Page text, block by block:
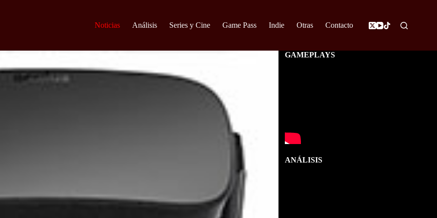
Noticias Análisis Series y Cine Game Pass Indie Otras Contacto
GAMEPLAYS
ANÁLISIS